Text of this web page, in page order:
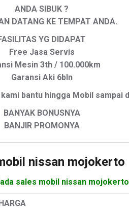
ANDA SIBUK ?
DATANG KE TEMPAT ANDA.
YG DIDAPAT
Free Jasa Servis
Mesin 3th / 100.000km
Garansi Aki 6bln
bantu hingga Mobil sampai
BANYAK BONUSNYA
BANJIR PROMONYA
nissan mojokerto
sales mobil nissan